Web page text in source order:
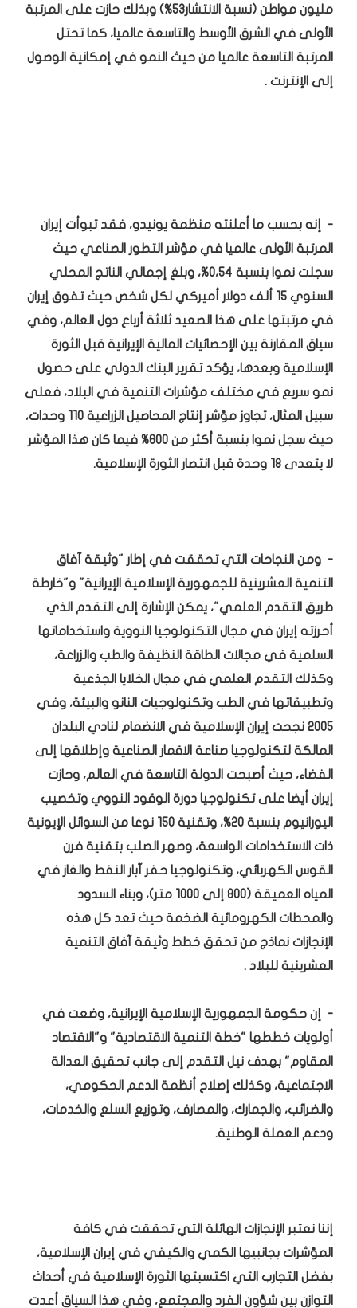
مليون مواطن (نسبة الانتشار53%) وبذلك حازت على المرتبة
الأولى في الشرق الأوسط والتاسعة عالميا، كما تحتل
المرتبة التاسعة عالميا من حيث النمو في إمكانية الوصول
إلى الإنترنت .
- إنه بحسب ما أعلنته منظمة يونيدو، فقد تبوأت إيران
المرتبة الأولى عالميا في مؤشر التطور الصناعي حيث
سجلت نموا بنسبة 0،54%، وبلغ إجمالي الناتج المحلي
السنوي 15 ألف دولار أميركي لكل شخص حيث تفوق إيران
في مرتبتها على هذا الصعيد ثلاثة أرباع دول العالم، وفي
سياق المقارنة بين الإحصائيات المالية الإيرانية قبل الثورة
الإسلامية وبعدها، يؤكد تقرير البنك الدولي على حصول
نمو سريع في مختلف مؤشرات التنمية في البلاد، فعلى
سبيل المثال، تجاوز مؤشر إنتاج المحاصيل الزراعية 110 وحدات،
حيث سجل نموا بنسبة أكثر من 600% فيما كان هذا المؤشر
لا يتعدى 18 وحدة قبل انتصار الثورة الإسلامية.
- ومن النجاحات التي تحققت في إطار "وثيقة آفاق
التنمية العشرينية للجمهورية الإسلامية الإيرانية" و"خارطة
طريق التقدم العلمي"، يمكن الإشارة إلى التقدم الذي
أحرزته إيران في مجال التكنولوجيا النووية واستخداماتها
السلمية في مجالات الطاقة النظيفة والطب والزراعة،
وكذلك التقدم العلمي في مجال الخلايا الجذعية
وتطبيقاتها في الطب وتكنولوجيات النانو والبيئة، وفي
2005 نجحت إيران الإسلامية في الانضمام لنادي البلدان
المالكة لتكنولوجيا صناعة الاقمار الصناعية وإطلاقها إلى
الفضاء، حيث أصبحت الدولة التاسعة في العالم، وحازت
إيران أيضا على تكنولوجيا دورة الوقود النووي وتخصيب
اليورانيوم بنسبة 20%، وتقنية 150 نوعا من السوائل الإيونية
ذات الاستخدامات الواسعة، وصهر الصلب بتقنية فرن
القوس الكهربائي، وتكنولوجيا حفر آبار النفط والغاز في
المياه العميقة (800 إلى 1000 متر)، وبناء السدود
والمحطات الكهرومائية الضخمة حيث تعد كل هذه
الإنجازات نماذج من تحقق خطط وثيقة آفاق التنمية
العشرينية للبلاد .
- إن حكومة الجمهورية الإسلامية الإيرانية، وضعت في
أولويات خططها "خطة التنمية الاقتصادية" و"الاقتصاد
المقاوم" بهدف نيل التقدم إلى جانب تحقيق العدالة
الاجتماعية، وكذلك إصلاح أنظمة الدعم الحكومي،
والضرائب، والجمارك، والمصارف، وتوزيع السلع والخدمات،
ودعم العملة الوطنية.
إننا نعتبر الإنجازات الهائلة التي تحققت في كافة
المؤشرات بجانبيها الكمي والكيفي في إيران الإسلامية،
بفضل التجارب التي اكتسبتها الثورة الإسلامية في أحداث
التوازن بين شؤون الفرد والمجتمع، وفي هذا السياق أعدت